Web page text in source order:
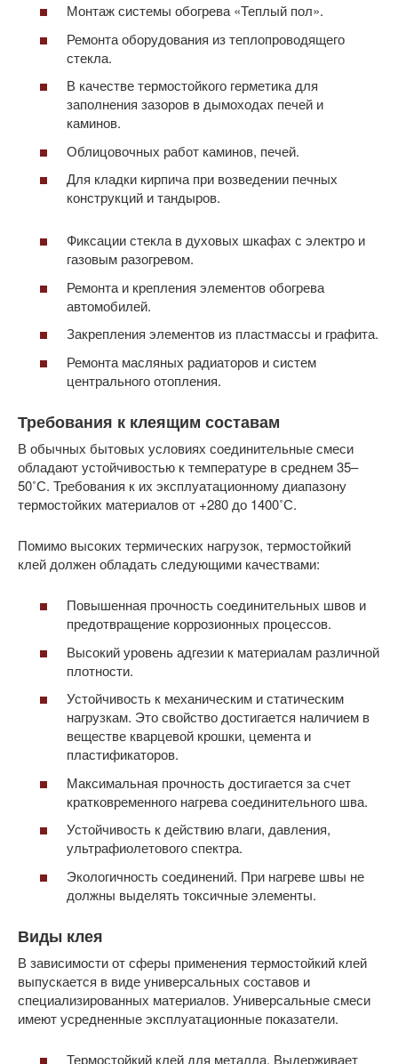
Монтаж системы обогрева «Теплый пол».
Ремонта оборудования из теплопроводящего
стекла.
В качестве термостойкого герметика для
заполнения зазоров в дымоходах печей и
каминов.
Облицовочных работ каминов, печей.
Для кладки кирпича при возведении печных
конструкций и тандыров.
Фиксации стекла в духовых шкафах с электро и
газовым разогревом.
Ремонта и крепления элементов обогрева
автомобилей.
Закрепления элементов из пластмассы и графита.
Ремонта масляных радиаторов и систем
центрального отопления.
Требования к клеящим составам
В обычных бытовых условиях соединительные смеси
обладают устойчивостью к температуре в среднем 35–
50˚С. Требования к их эксплуатационному диапазону
термостойких материалов от +280 до 1400˚С.
Помимо высоких термических нагрузок, термостойкий
клей должен обладать следующими качествами:
Повышенная прочность соединительных швов и
предотвращение коррозионных процессов.
Высокий уровень адгезии к материалам различной
плотности.
Устойчивость к механическим и статическим
нагрузкам. Это свойство достигается наличием в
веществе кварцевой крошки, цемента и
пластификаторов.
Максимальная прочность достигается за счет
кратковременного нагрева соединительного шва.
Устойчивость к действию влаги, давления,
ультрафиолетового спектра.
Экологичность соединений. При нагреве швы не
должны выделять токсичные элементы.
Виды клея
В зависимости от сферы применения термостойкий клей
выпускается в виде универсальных составов и
специализированных материалов. Универсальные смеси
имеют усредненные эксплуатационные показатели.
Термостойкий клей для металла. Выдерживает